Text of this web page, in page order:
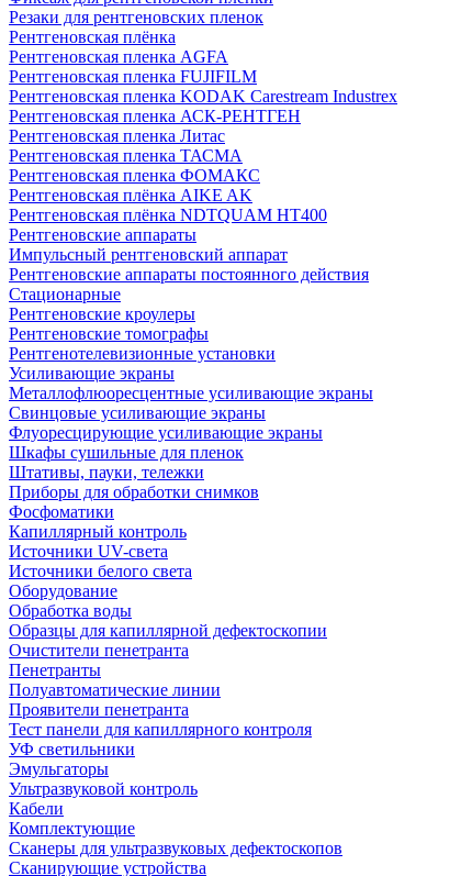
Резаки для рентгеновских пленок
Рентгеновская плёнка
Рентгеновская пленка AGFA
Рентгеновская пленка FUJIFILM
Рентгеновская пленка KODAK Carestream Industrex
Рентгеновская пленка АСК-РЕНТГЕН
Рентгеновская пленка Литас
Рентгеновская пленка ТАСМА
Рентгеновская пленка ФОМАКС
Рентгеновская плёнка AIKE AK
Рентгеновская плёнка NDTQUAM HT400
Рентгеновские аппараты
Импульсный рентгеновский аппарат
Рентгеновские аппараты постоянного действия
Стационарные
Рентгеновские кроулеры
Рентгеновские томографы
Рентгенотелевизионные установки
Усиливающие экраны
Металлофлюоресцентные усиливающие экраны
Свинцовые усиливающие экраны
Флуоресцирующие усиливающие экраны
Шкафы сушильные для пленок
Штативы, пауки, тележки
Приборы для обработки снимков
Фосфоматики
Капиллярный контроль
Источники UV-света
Источники белого света
Оборудование
Обработка воды
Образцы для капиллярной дефектоскопии
Очистители пенетранта
Пенетранты
Полуавтоматические линии
Проявители пенетранта
Тест панели для капиллярного контроля
УФ светильники
Эмульгаторы
Ультразвуковой контроль
Кабели
Комплектующие
Сканеры для ультразвуковых дефектоскопов
Сканирующие устройства